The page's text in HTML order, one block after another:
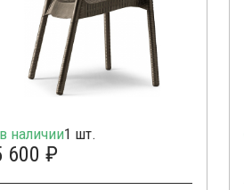
в наличии1 шт.
600 ₽